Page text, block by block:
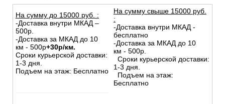
На сумму до 15000 руб. :
-Доставка внутри МКАД –
500р.
-Доставка за МКАД до 10
км - 500р+30р/км.
Сроки курьерской доставки:
1-3 дня.
Подъем на этаж: Бесплатно
На сумму свыше 15000 руб.
:
-Доставка внутри МКАД -
бесплатно
-Доставка за МКАД до 10
км - 500р.
Сроки курьерской доставки:
1-3 дня.
Подъем на этаж:
Бесплатно